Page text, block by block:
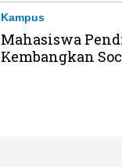
Kampus
Mahasiswa
Kembangkan